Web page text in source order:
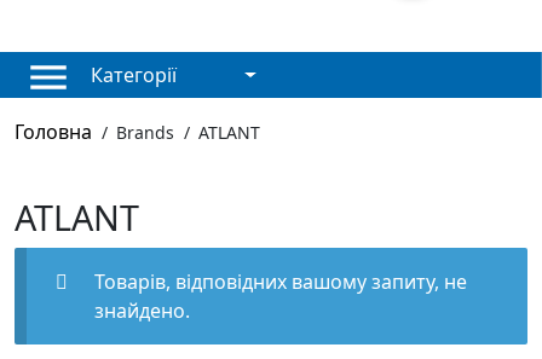
Категорії
Головна / Brands / ATLANT
ATLANT
Товарів, відповідних вашому запиту, не
знайдено.